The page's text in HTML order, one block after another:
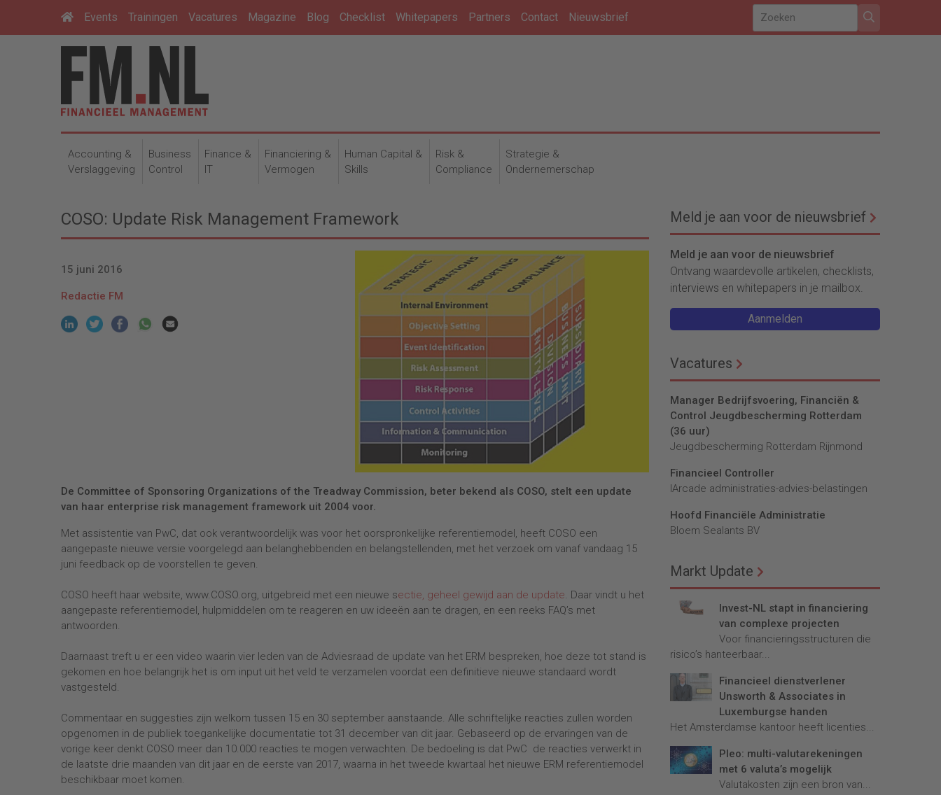
Events Trainingen Vacatures Magazine Blog Checklist Whitepapers Partners Contact Nieuwsbrief
Accounting &
Verslaggeving
Business
Control
Finance &
IT
Financiering &
Vermogen
Human Capital &
Skills
Risk &
Compliance
Strategie &
Ondernemerschap
COSO: Update Risk Management Framework
15 juni 2016
Redactie FM
De Committee of Sponsoring Organizations of the Treadway Commission, beter bekend als COSO, stelt een update
van haar enterprise risk management framework uit 2004 voor.
Met assistentie van PwC, dat ook verantwoordelijk was voor het oorspronkelijke referentiemodel, heeft COSO een
aangepaste nieuwe versie voorgelegd aan belanghebbenden en belangstellenden, met het verzoek om vanaf vandaag 15
juni feedback op de voorstellen te geven.
COSO heeft haar website, www.COSO.org, uitgebreid met een nieuwe sectie, geheel gewijd aan de update. Daar vindt u het
aangepaste referentiemodel, hulpmiddelen om te reageren en uw ideeën aan te dragen, en een reeks FAQ’s met
antwoorden.
Daarnaast treft u er een video waarin vier leden van de Adviesraad de update van het ERM bespreken, hoe deze tot stand is
gekomen en hoe belangrijk het is om input uit het veld te verzamelen voordat een definitieve nieuwe standaard wordt
vastgesteld.
Commentaar en suggesties zijn welkom tussen 15 en 30 september aanstaande. Alle schriftelijke reacties zullen worden
opgenomen in de publiek toegankelijke documentatie tot 31 december van dit jaar. Gebaseerd op de ervaringen van de
vorige keer denkt COSO meer dan 10.000 reacties te mogen verwachten. De bedoeling is dat PwC de reacties verwerkt in
de laatste drie maanden van dit jaar en de eerste van 2017, waarna in het tweede kwartaal het nieuwe ERM referentiemodel
beschikbaar moet komen.
Meld je aan voor de nieuwsbrief
Meld je aan voor de nieuwsbrief
Ontvang waardevolle artikelen, checklists,
interviews en whitepapers in je mailbox.
Aanmelden
Vacatures
Manager Bedrijfsvoering, Financiën &
Control Jeugdbescherming Rotterdam
(36 uur)
Jeugdbescherming Rotterdam Rijnmond
Financieel Controller
lArcade administraties-advies-belastingen
Hoofd Financiële Administratie
Bloem Sealants BV
Markt Update
Invest-NL stapt in financiering
van complexe projecten
Voor financieringsstructuren die
risico’s hanteerbaar...
Financieel dienstverlener
Unsworth & Associates in
Luxemburgse handen
Het Amsterdamse kantoor heeft licenties...
Pleo: multi-valutarekeningen
met 6 valuta’s mogelijk
Valutakosten zijn een bron van...